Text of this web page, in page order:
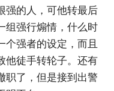
强的人，可他转最后
组强行煽情，什么时
个强者的设定，而且
他徒手转轮子。还有
职了，但是接到出警